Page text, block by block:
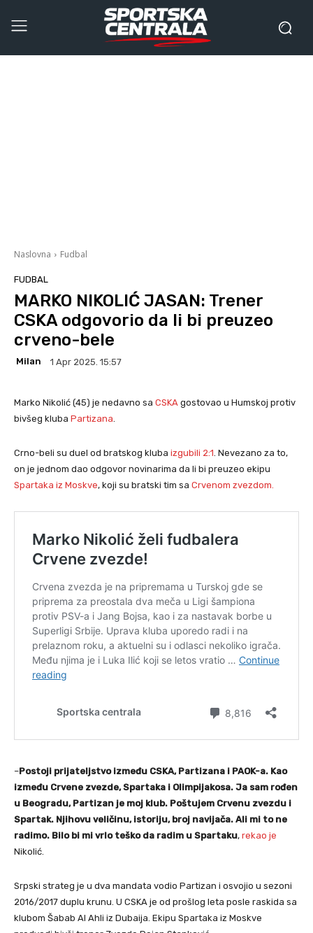
Naslovna Fudbal
FUDBAL
MARKO NIKOLIĆ JASAN: Trener
CSKA odgovorio da li bi preuzeo
crveno-bele
Milan 1 Apr 2025. 15:57
Marko Nikolić (45) je nedavno sa CSKA gostovao u Humskoj protiv
bivšeg kluba Partizana
Crno-beli su duel od bratskog kluba izgubili 2:1 . Nevezano za to,
on je jednom dao odgovor novinarima da li bi preuzeo ekipu
Spartaka iz Moskve, koji su bratski tim sa Crvenom zvezdom.
–Postoji prijateljstvo između CSKA, Partizana i PAOK-a. Kao
između Crvene zvezde, Spartaka i Olimpijakosa. Ja sam rođen
u Beogradu, Partizan je moj klub. Poštujem Crvenu zvezdu i
Spartak. Njihovu veličinu, istoriju, broj navijača. Ali mi to ne
radimo. Bilo bi mi vrlo teško da radim u Spartaku, rekao je
Nikolić.
Srpski strateg je u dva mandata vodio Partizan i osvojio u sezoni
2016/2017 duplu krunu. U CSKA je od prošlog leta posle raskida sa
klubom Šabab Al Ahli iz Dubaija. Ekipu Spartaka iz Moskve